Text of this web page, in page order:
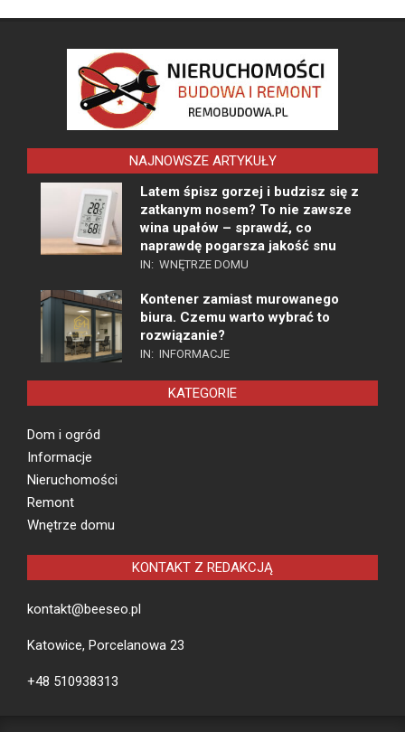
NAJNOWSZE ARTYKUŁY
Latem śpisz gorzej i budzisz się z
zatkanym nosem? To nie zawsze
wina upałów – sprawdź, co
naprawdę pogarsza jakość snu
IN: WNĘTRZE DOMU
Kontener zamiast murowanego
biura. Czemu warto wybrać to
rozwiązanie?
IN: INFORMACJE
KATEGORIE
Dom i ogród
Informacje
Nieruchomości
Remont
Wnętrze domu
KONTAKT Z REDAKCJĄ
kontakt@beeseo.pl
Katowice, Porcelanowa 23
+48 510938313